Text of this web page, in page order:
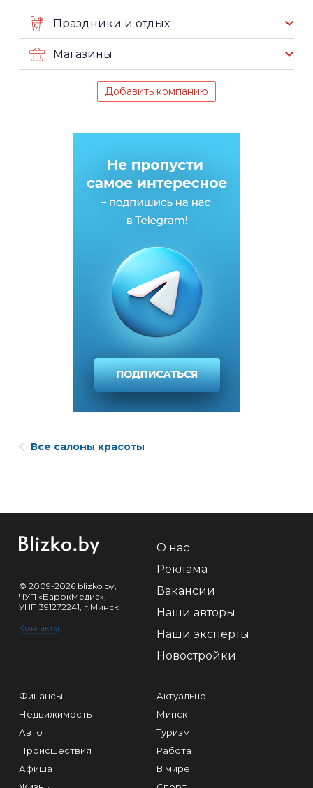
Праздники и отдых
Магазины
Добавить компанию
Все салоны красоты
© 2009-2026 blizko.by,
ЧУП «БарокМедиа»,
УНП 391272241, г.Минск
Контакты
О нас
Реклама
Вакансии
Наши авторы
Наши эксперты
Новостройки
Финансы
Недвижимость
Авто
Происшествия
Афиша
Актуально
Минск
Туризм
Работа
В мире